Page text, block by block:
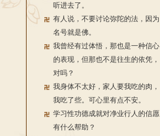
听进去了。
有人说，不要讨论弥陀的法，因为
名号就是佛。
我曾经有过体悟，那也是一种信心
的表现，但那也不是往生的依凭，
对吗？
我身体不太好，家人要我吃的肉，
我吃了些。可心里有点不安。
学习性功德成就对净业行人的信愿
有什么帮助？